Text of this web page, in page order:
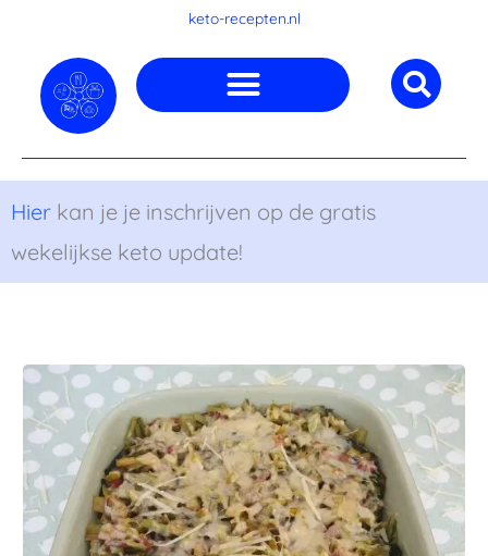
inhoud
keto-recepten.nl
Hier kan je je inschrijven op de gratis
wekelijkse keto update!